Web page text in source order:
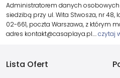
Administratorem danych osobowych
siedzibą przy ul. Wita Stwosza, nr 48,
02-661, poczta Warszawa, z którym
adres kontakt@casaplaya.pl.…czytaj
Lista Ofert